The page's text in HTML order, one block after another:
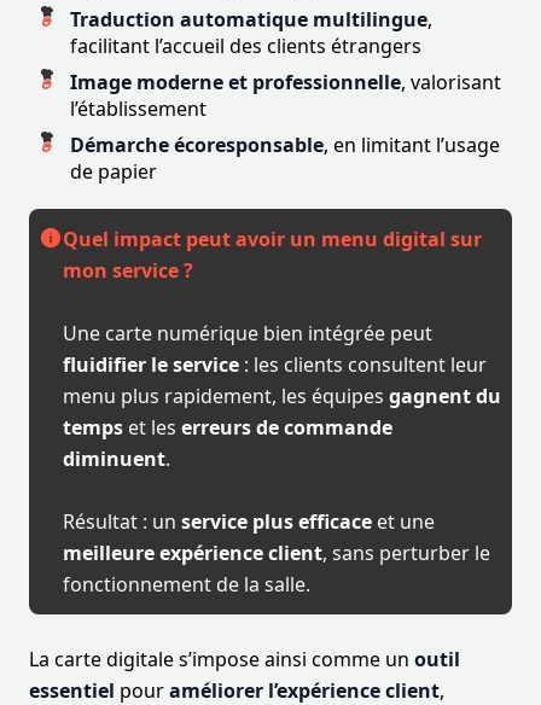
Traduction automatique multilingue,
facilitant l’accueil des clients étrangers
Image moderne et professionnelle, valorisant
l’établissement
Démarche écoresponsable, en limitant l’usage
de papier
Quel impact peut avoir un menu digital sur
mon service ?
Une carte numérique bien intégrée peut
fluidifier le service : les clients consultent leur
menu plus rapidement, les équipes gagnent du
temps et les erreurs de commande
diminuent.
Résultat : un service plus efficace et une
meilleure expérience client, sans perturber le
fonctionnement de la salle.
La carte digitale s’impose ainsi comme un outil
essentiel pouraméliorer l’expérience client,